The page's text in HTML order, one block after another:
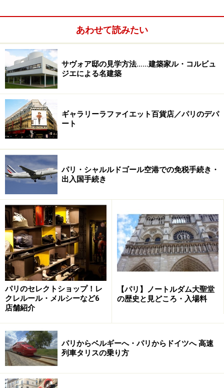
1993年に現社長であるオルデーグループによりラデュレ
は買収され、シャンゼリゼ通りやプランタン・デパート
をはじめとしたパリ市内に次々と支店をオープン、更に
は日本を含めた世界に進出することに成功しています。
現在のラデュレのサロンドテは、王朝風のインテリアを
基調としたブルジョワな雰囲気漂う空間となっており、
裕福なマダムや外国人観光客たちでいつも賑わっていま
す。
初のマカロン・パリジャン
ラデュレのマカロンは絶品 (c) Paris Tourist Office -
Photographe : MarcBertrand
フレーバーのついたクリームをアーモンドやメレンゲを
使った繊細な食感と味を持つ生地で挟んだ丸い形のカラ
あわせて読みたい
サヴォア邸の見学方法……建築家ル・コルビュ
ジエによる名建築
ギャラリーラファイエット百貨店／パリのデパ
ート
パリ・シャルルドゴール空港での免税手続き・
出入国手続き
パリのセレクトショップ！レ
クレルール・メルシーなど6
店舗紹介
【パリ】ノートルダム大聖堂
の歴史と見どころ・入場料
パリからベルギーへ・パリからドイツへ 高速
列車タリスの乗り方